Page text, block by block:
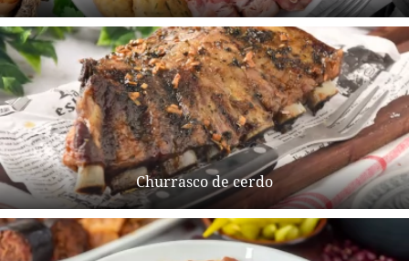
Churrasco de cerdo